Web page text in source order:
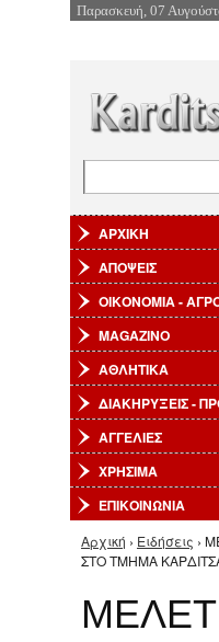
Παρασκευή, 07
ΑΡΧΙΚΗ
ΑΠΟΨΕΙΣ
ΟΙΚΟΝΟΜΙΑ -
MAGAZINO
ΑΘΛΗΤΙΚΑ
ΔΙΑΚΗΡΥΞΕΙΣ -
ΑΓΓΕΛΙΕΣ
ΧΡΗΣΙΜΑ
ΕΠΙΚΟΙΝΩΝΙΑ
Είστε εδώ
Αρχική › Ειδήσεις ›
ΣΤΟ ΤΜΗΜΑ